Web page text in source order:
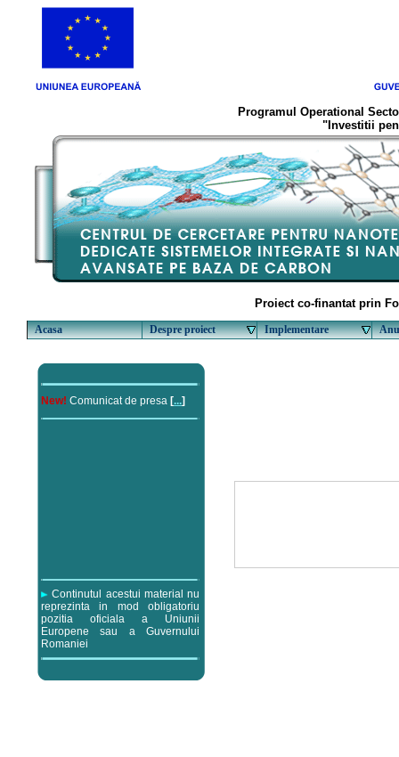
Programul Operational
"Investitii
Proiect co-finantat prin
Acasa Despre proiect Implementare
New! Comunicat de presa [...]
Continutul acestui material nu
reprezinta in mod obligatoriu
pozitia oficiala a Uniunii
Europene sau a Guvernului
Romaniei